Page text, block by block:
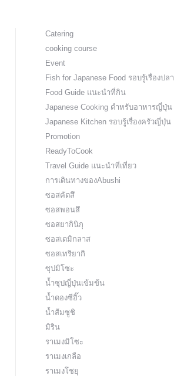
Catering
cooking course
Event
Fish for Japanese Food รอบรู้เรื่องปลา
Food Guide แนะนำที่กิน
Japanese Cooking ตำหรับอาหารญี่ปุ่น
Japanese Kitchen รอบรู้เรื่องครัวญี่ปุ่น
Promotion
ReadyToCook
Travel Guide แนะนำที่เที่ยว
การเดินทางของAbushi
ซอสคัตสึ
ซอสพอนสึ
ซอสยากินิกุ
ซอสเดมิกลาส
ซอสเทริยากิ
ซุปมิโซะ
น้ำซุปญี่ปุ่นเข้มข้น
น้ำดองซีอิ๊ว
น้ำส้มซูชิ
มิริน
ราเมงมิโซะ
ราเมงเกลือ
ราเมงโชยุ